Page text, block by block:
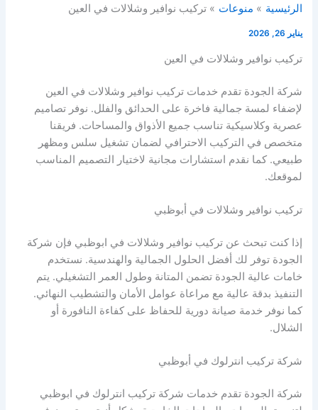
الرئيسية منوعات تركيب نوافير وشلالات في العين
يناير 26, 2026
تركيب نوافير وشلالات في العين
شركة الجودة تقدم خدمات تركيب نوافير وشلالات في العين
لإضفاء لمسة جمالية فاخرة على الحدائق والفلل. نوفر تصاميم
عصرية وكلاسيكية تناسب جميع الأذواق والمساحات. فريقنا
متخصص في التركيب الاحترافي لضمان تشغيل سلس ومظهر
طبيعي. كما نقدم استشارات مجانية لاختيار التصميم المناسب
لموقعك.
تركيب نوافير وشلالات في أبوظبي
إذا كنت تبحث عن تركيب نوافير وشلالات في ابوظبي فإن شركة
الجودة توفر لك أفضل الحلول الجمالية والهندسية. نستخدم
خامات عالية الجودة تضمن المتانة وطول العمر التشغيلي. يتم
التنفيذ بدقة عالية مع مراعاة عوامل الأمان والتشطيب النهائي.
كما نوفر خدمة صيانة دورية للحفاظ على كفاءة النافورة أو
الشلال.
شركة تركيب انترلوك في أبوظبي
شركة الجودة تقدم خدمات شركة تركيب انترلوك في ابوظبي